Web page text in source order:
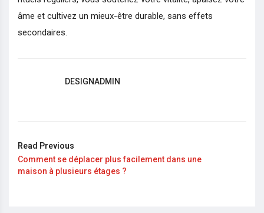
âme et cultivez un mieux-être durable, sans effets
secondaires.
DESIGNADMIN
Read Previous
Comment se déplacer plus facilement dans une
maison à plusieurs étages ?